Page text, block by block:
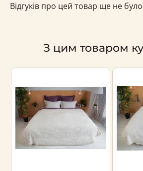
Відгуків про цей товар ще не
З цим товаром